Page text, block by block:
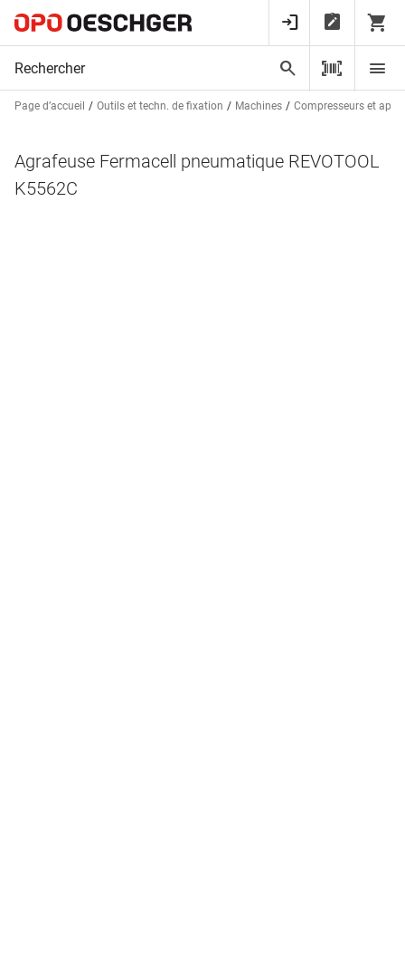
Page d’accueil Outils et techn. de fixation Machines Compresseurs et
Agrafeuse Fermacell pneumatique REVOTOOL
K5562C